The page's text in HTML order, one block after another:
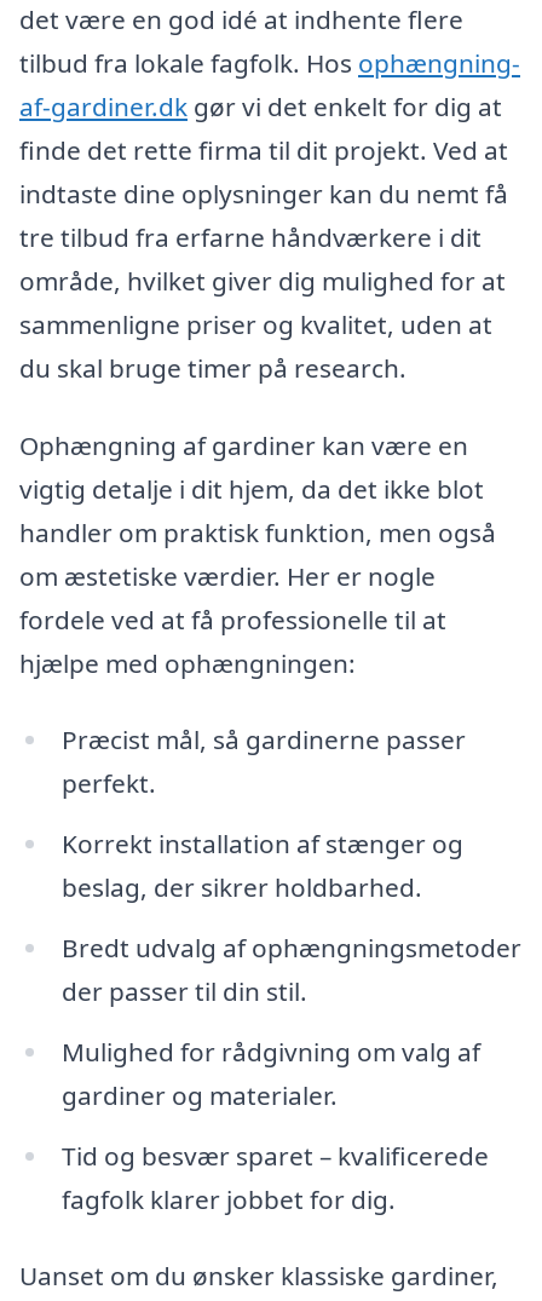
det være en god idé at indhente flere
tilbud fra lokale fagfolk. Hos ophængning-
af-gardiner.dk gør vi det enkelt for dig at
finde det rette firma til dit projekt. Ved at
indtaste dine oplysninger kan du nemt få
tre tilbud fra erfarne håndværkere i dit
område, hvilket giver dig mulighed for at
sammenligne priser og kvalitet, uden at
du skal bruge timer på research.
Ophængning af gardiner kan være en
vigtig detalje i dit hjem, da det ikke blot
handler om praktisk funktion, men også
om æstetiske værdier. Her er nogle
fordele ved at få professionelle til at
hjælpe med ophængningen:
Præcist mål, så gardinerne passer
perfekt.
Korrekt installation af stænger og
beslag, der sikrer holdbarhed.
Bredt udvalg af ophængningsmetoder
der passer til din stil.
Mulighed for rådgivning om valg af
gardiner og materialer.
Tid og besvær sparet – kvalificerede
fagfolk klarer jobbet for dig.
Uanset om du ønsker klassiske gardiner,